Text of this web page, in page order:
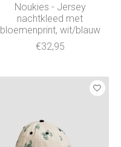
Noukies - Jersey
nachtkleed met
bloemenprint, wit/blauw
€32,95